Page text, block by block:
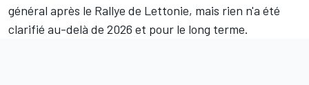
général après le Rallye de Lettonie, mais rien n'a été
clarifié au-delà de 2026 et pour le long terme.